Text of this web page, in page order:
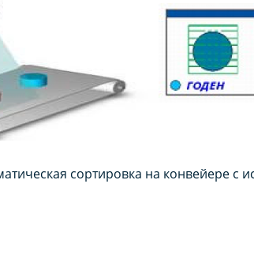
сортировка на конвейере с